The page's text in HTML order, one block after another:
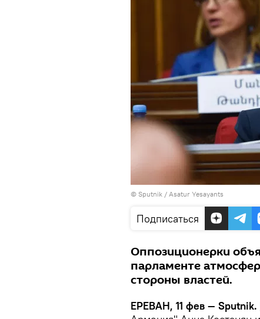
© Sputnik / Asatur Yesayants
Подписаться
Оппозиционерки
парламенте
стороны властей.
ЕРЕВАН, 11 фев — Sputnik.